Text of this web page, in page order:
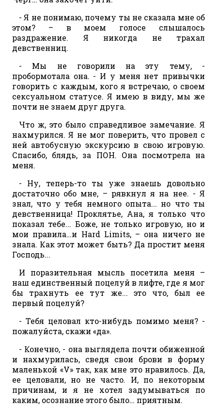
- Я не понимаю, почему ты не сказала мне об
этом? – в моем голосе слышалось
раздражение. Я никогда не трахал
девственниц.
- Мы не говорили на эту тему, -
пробормотала она. - И у меня нет привычки
говорить с каждым, кого я встречаю, о своем
сексуальном статусе. Я имею в виду, мы же
почти не знаем друг друга.
Что ж, это было справедливое замечание. Я
нахмурился. Я не мог поверить, что провел с
ней автобусную экскурсию в свою игровую.
Спасибо, блядь, за ПОН. Она посмотрела на
меня.
- Ну, теперь-то ты уже знаешь довольно
достаточно обо мне, – рявкнул я на нее. - Я
знал, что у тебя немного опыта... но что ты
девственница! Проклятье, Ана, я только что
показал тебе... Боже, не только игровую, но и
мои правила…и Hard Limits, – она ничего не
знала. Как этот может быть? Да простит меня
Господь...
И поразительная мысль посетила меня –
наш единственный поцелуй в лифте, где я мог
бы трахнуть ее тут же... это что, был ее
первый поцелуй?
- Тебя целовал кто-нибудь помимо меня? -
пожалуйста, скажи «да».
- Конечно, - она выглядела почти обиженной
и нахмурилась, сведя свои брови в форму
маленькой «V» так, как мне это нравилось. Да,
ее целовали, но не часто. И, по некоторым
причинам, и я не хотел задумываться по
каким, осознание этого было… приятным.